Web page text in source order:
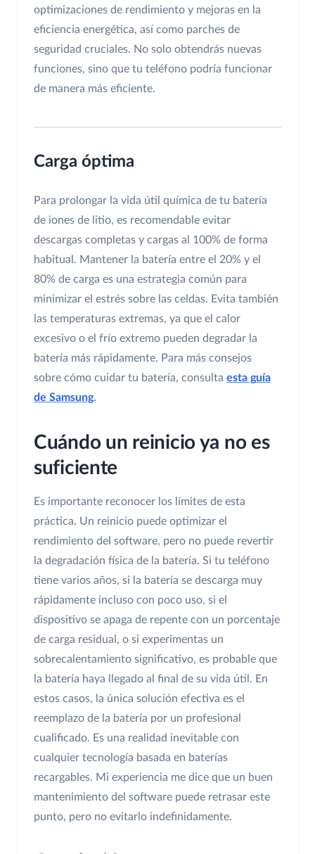
optimizaciones de rendimiento y mejoras en la
eficiencia energética, así como parches de
seguridad cruciales. No solo obtendrás nuevas
funciones, sino que tu teléfono podría funcionar
de manera más eficiente.
Carga óptima
Para prolongar la vida útil química de tu batería
de iones de litio, es recomendable evitar
descargas completas y cargas al 100% de forma
habitual. Mantener la batería entre el 20% y el
80% de carga es una estrategia común para
minimizar el estrés sobre las celdas. Evita también
las temperaturas extremas, ya que el calor
excesivo o el frío extremo pueden degradar la
batería más rápidamente. Para más consejos
sobre cómo cuidar tu batería, consulta esta guía
de Samsung.
Cuándo un reinicio ya no es
suficiente
Es importante reconocer los límites de esta
práctica. Un reinicio puede optimizar el
rendimiento del software, pero no puede revertir
la degradación física de la batería. Si tu teléfono
tiene varios años, si la batería se descarga muy
rápidamente incluso con poco uso, si el
dispositivo se apaga de repente con un porcentaje
de carga residual, o si experimentas un
sobrecalentamiento significativo, es probable que
la batería haya llegado al final de su vida útil. En
estos casos, la única solución efectiva es el
reemplazo de la batería por un profesional
cualificado. Es una realidad inevitable con
cualquier tecnología basada en baterías
recargables. Mi experiencia me dice que un buen
mantenimiento del software puede retrasar este
punto, pero no evitarlo indefinidamente.